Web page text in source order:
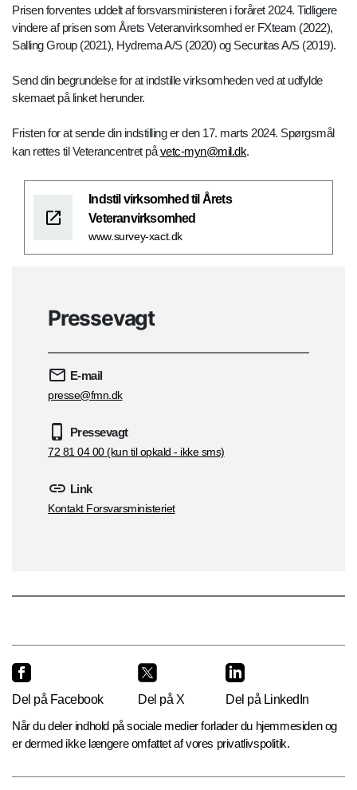
Prisen forventes uddelt af forsvarsministeren i foråret 2024. Tidligere
vindere af prisen som Årets Veteranvirksomhed er FXteam (2022),
Salling Group (2021), Hydrema A/S (2020) og Securitas A/S (2019).
Send din begrundelse for at indstille virksomheden ved at udfylde
skemaet på linket herunder.
Fristen for at sende din indstilling er den 17. marts 2024. Spørgsmål
kan rettes til Veterancentret påvetc-myn@mil.dk.
Indstil virksomhed til Årets
Veteranvirksomhed
www.survey-xact.dk
Pressevagt
E-mail
presse@fmn.dk
Pressevagt
72 81 04 00 (kun til opkald - ikke sms)
Link
Kontakt Forsvarsministeriet
Del på Facebook Del på X
Del på LinkedIn
Når du deler indhold på sociale medier forlader du hjemmesiden og
er dermed ikke længere omfattet af vores privatlivspolitik.